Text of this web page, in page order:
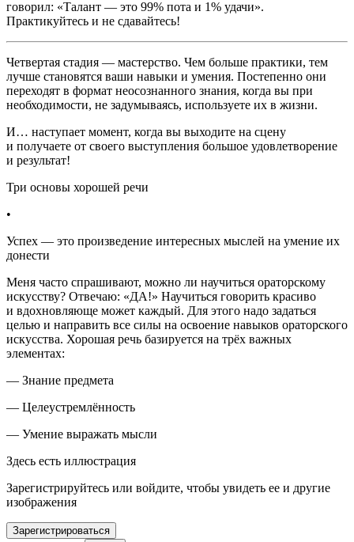
говорил: «Талант — это 99% пота и 1% удачи».
Практикуйтесь и не сдавайтесь!
Четвертая стадия — мастерство. Чем больше практики, тем
лучше становятся ваши навыки и умения. Постепенно они
переходят в формат неосознанного знания, когда вы при
необходимости, не задумываясь, используете их в жизни.
И… наступает момент, когда вы выходите на сцену
и получаете от своего выступления большое удовлетворение
и результат!
Три основы хорошей речи
•
Успех — это произведение интересных мыслей на умение их
донести
Меня часто спрашивают, можно ли научиться ораторскому
искусству? Отвечаю: «ДА!» Научиться говорить красиво
и вдохновляюще может каждый. Для этого надо задаться
целью и направить все силы на освоение навыков ораторского
искусства. Хорошая речь базируется на трёх важных
элементах:
— Знание предмета
— Целеустремлённость
— Умение выражать мысли
Здесь есть иллюстрация
Зарегистрируйтесь или войдите, чтобы увидеть ее и другие
изображения
Зарегистрироваться